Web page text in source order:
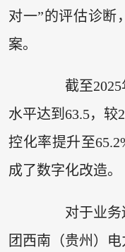
对一”的评估诊断
案。
截至2025
水平达到63.5，较
控化率提升至
成了数字化改造。
对于业务遍
团西南（贵州）